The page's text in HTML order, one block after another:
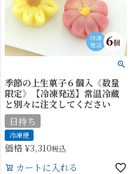
季節の上生菓子６個入《数量
限定》【冷凍発送】常温冷蔵
と別々に注文してください
日持ち
冷凍便
価格¥3,310税込
カートに入れる